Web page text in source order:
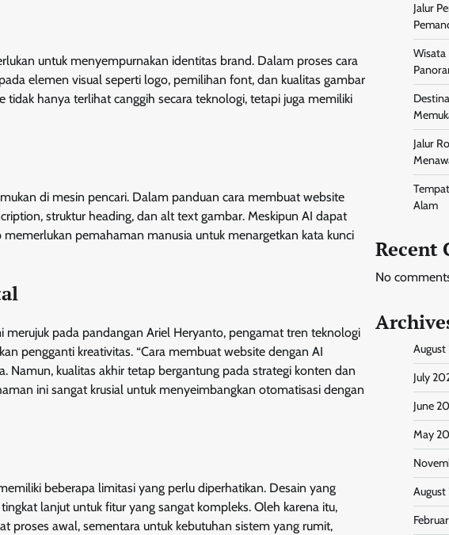
untuk menyempurnakan identitas brand. Dalam proses cara
elemen visual seperti logo, pemilihan font, dan kualitas gambar
hanya terlihat canggih secara teknologi, tetapi juga memiliki
di mesin pencari. Dalam panduan cara membuat website
struktur heading, dan alt text gambar. Meskipun AI dapat
pemahaman manusia untuk menargetkan kata kunci
pada pandangan Ariel Heryanto, pengamat tren teknologi
pengganti kreativitas. “Cara membuat website dengan AI
Namun, kualitas akhir tetap bergantung pada strategi konten dan
ini sangat krusial untuk menyeimbangkan otomatisasi dengan
beberapa limitasi yang perlu diperhatikan. Desain yang
lanjut untuk fitur yang sangat kompleks. Oleh karena itu,
proses awal, sementara untuk kebutuhan sistem yang rumit,
Jalur
Wisata
Jalur
Alam
Recent
No
July
June
May